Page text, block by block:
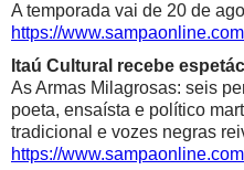
A temporada vai de 20 de
https://
Itaú Cultural recebe
As Armas Milagrosas: seis
poeta, ensaísta e político
tradicional e vozes negras
https://